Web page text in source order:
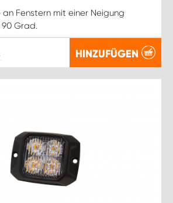
Fenstern mit einer Neigung
90 Grad.
HINZUFÜGEN